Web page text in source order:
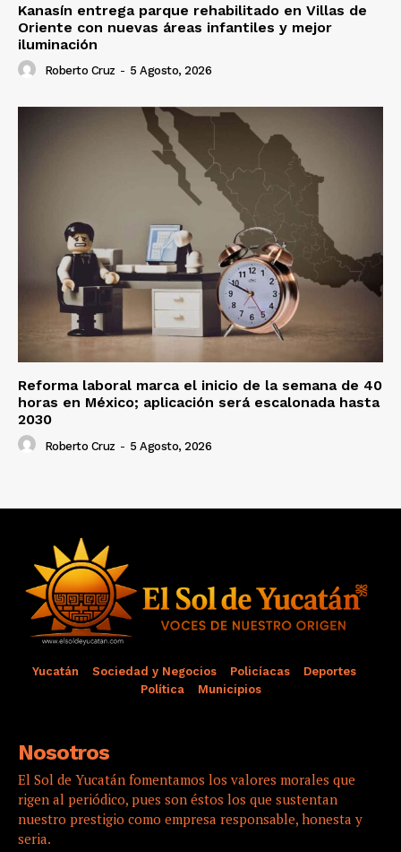
Kanasín entrega parque rehabilitado en Villas de
Oriente con nuevas áreas infantiles y mejor
iluminación
Roberto Cruz - 5 Agosto, 2026
Reforma laboral marca el inicio de la semana de 40
horas en México; aplicación será escalonada hasta
2030
Roberto Cruz - 5 Agosto, 2026
Yucatán Sociedad y Negocios Policíacas
Deportes
Política
Municipios
Nosotros
El Sol de Yucatán fomentamos los valores morales que
rigen al periódico, pues son éstos los que sustentan
nuestro prestigio como empresa responsable, honesta y
seria.